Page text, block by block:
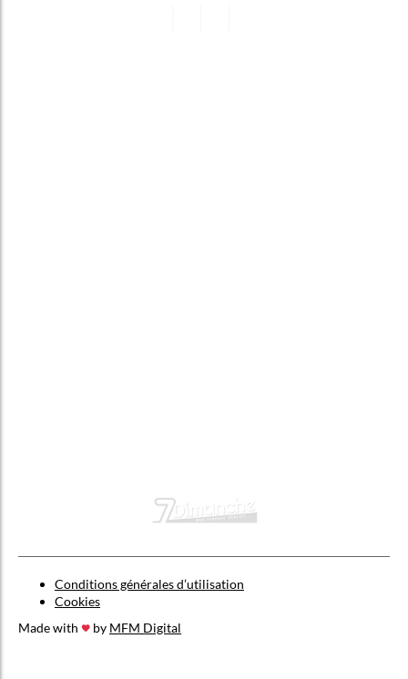
Conditions générales d’utilisation
Cookies
Made with
by MFM Digital